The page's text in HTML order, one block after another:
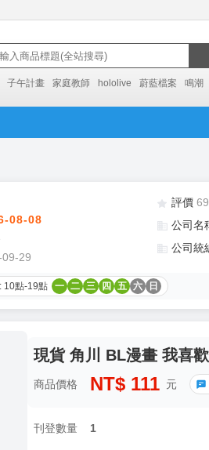
子午計畫 家庭教師 hololive 蔚藍檔案 鳴潮
08-08
29
評價
公司名
公司統
10點-19點 一 二 三 四 五 六 日
現貨 角川 BL漫畫 我喜
商品價格 NT$ 111 元
刊登數量 1